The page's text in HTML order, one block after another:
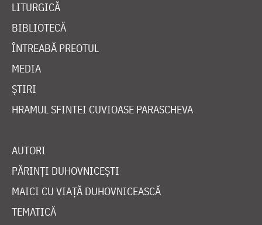
LITURGICĂ
BIBLIOTECĂ
ÎNTREABĂ PREOTUL
MEDIA
ȘTIRI
HRAMUL SFINTEI CUVIOASE PARASCHEVA
AUTORI
PĂRINȚI DUHOVNICEȘTI
MAICI CU VIAȚĂ DUHOVNICEASCĂ
TEMATICĂ